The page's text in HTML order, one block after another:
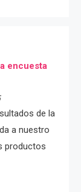
encuesta
de la
a nuestro
productos